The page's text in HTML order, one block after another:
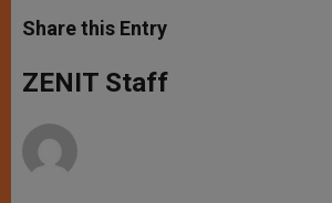
t
s
p
p
s
e
g
e
e
b
o
k
Share this Entry
ZENIT Staff